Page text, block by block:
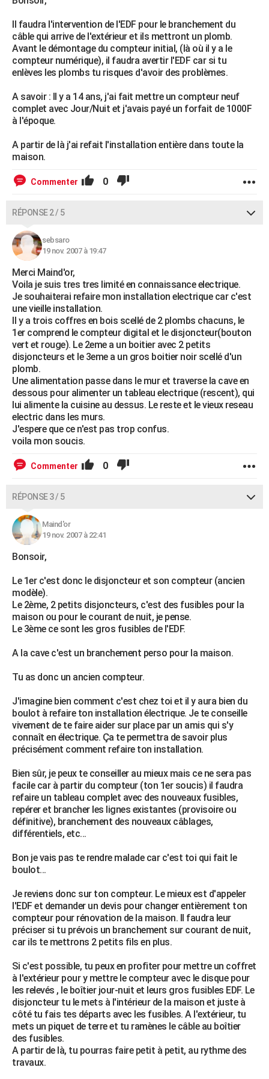
Il faudra l'intervention de l'EDF pour le branchement du
câble qui arrive de l'extérieur et ils mettront un plomb.
Avant le démontage du compteur initial, (là où il y a le
compteur numérique), il faudra avertir l'EDF car si tu
enlèves les plombs tu risques d'avoir des problèmes.
A savoir : Il y a 14 ans, j'ai fait mettre un compteur neuf
complet avec Jour/Nuit et j'avais payé un forfait de 1000F
à l'époque.
A partir de là j'ai refait l'installation entière dans toute la
maison.
Commenter 0
RÉPONSE 2 / 5
sebsaro
19 nov. 2007 à 19:47
Merci Maind'or,
Voila je suis tres tres limité en connaissance electrique.
Je souhaiterai refaire mon installation electrique car c'est
une vieille installation.
Il y a trois coffres en bois scellé de 2 plombs chacuns, le
1er comprend le compteur digital et le disjoncteur(bouton
vert et rouge). Le 2eme a un boitier avec 2 petits
disjoncteurs et le 3eme a un gros boitier noir scellé d'un
plomb.
Une alimentation passe dans le mur et traverse la cave en
dessous pour alimenter un tableau electrique (rescent), qui
lui alimente la cuisine au dessus. Le reste et le vieux reseau
electric dans les murs.
J'espere que ce n'est pas trop confus.
voila mon soucis.
Commenter 0
RÉPONSE 3 / 5
Maind'or
19 nov. 2007 à 22:41
Bonsoir,
Le 1er c'est donc le disjoncteur et son compteur (ancien
modèle).
Le 2ème, 2 petits disjoncteurs, c'est des fusibles pour la
maison ou pour le courant de nuit, je pense.
Le 3ème ce sont les gros fusibles de l'EDF.
A la cave c'est un branchement perso pour la maison.
Tu as donc un ancien compteur.
J'imagine bien comment c'est chez toi et il y aura bien du
boulot à refaire ton installation électrique. Je te conseille
vivement de te faire aider sur place par un amis qui s'y
connaît en électrique. Ça te permettra de savoir plus
précisément comment refaire ton installation.
Bien sûr, je peux te conseiller au mieux mais ce ne sera pas
facile car à partir du compteur (ton 1er soucis) il faudra
refaire un tableau complet avec des nouveaux fusibles,
repérer et brancher les lignes existantes (provisoire ou
définitive), branchement des nouveaux câblages,
différentiels, etc...
Bon je vais pas te rendre malade car c'est toi qui fait le
boulot...
Je reviens donc sur ton compteur. Le mieux est d'appeler
l'EDF et demander un devis pour changer entièrement ton
compteur pour rénovation de la maison. Il faudra leur
préciser si tu prévois un branchement sur courant de nuit,
car ils te mettrons 2 petits fils en plus.
Si c'est possible, tu peux en profiter pour mettre un coffret
à l'extérieur pour y mettre le compteur avec le disque pour
les relevés , le boîtier jour-nuit et leurs gros fusibles EDF. Le
disjoncteur tu le mets à l'intérieur de la maison et juste à
côté tu fais tes départs avec les fusibles. A l'extérieur, tu
mets un piquet de terre et tu ramènes le câble au boîtier
des fusibles.
A partir de là, tu pourras faire petit à petit, au rythme des
travaux.